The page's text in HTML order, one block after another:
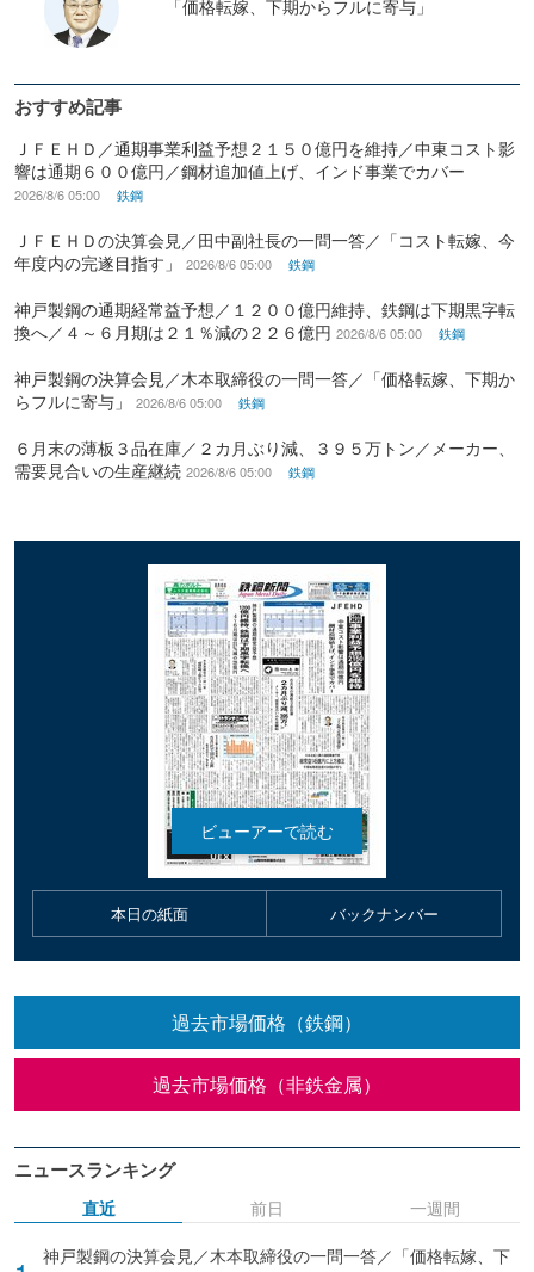
「価格転嫁、下期からフルに寄与」
おすすめ記事
ＪＦＥＨＤ／通期事業利益予想２１５０億円を維持／中東コスト影
響は通期６００億円／鋼材追加値上げ、インド事業でカバー
2026/8/6 05:00 鉄鋼
ＪＦＥＨＤの決算会見／田中副社長の一問一答／「コスト転嫁、今
年度内の完遂目指す」
2026/8/6 05:00 鉄鋼
神戸製鋼の通期経常益予想／１２００億円維持、鉄鋼は下期黒字転
換へ／４～６月期は２１％減の２２６億円 2026/8/6 05:00 鉄鋼
神戸製鋼の決算会見／木本取締役の一問一答／「価格転嫁、下期か
らフルに寄与」
2026/8/6 05:00 鉄鋼
６月末の薄板３品在庫／２カ月ぶり減、３９５万トン／メーカー、
需要見合いの生産継続 2026/8/6 05:00 鉄鋼
本日の紙面 バックナンバー
過去市場価格（鉄鋼）
過去市場価格（非鉄金属）
ニュースランキング
直近
神戸製鋼の決算会見／木本取締役の一問一答／「価格転嫁、下
前日 一週間